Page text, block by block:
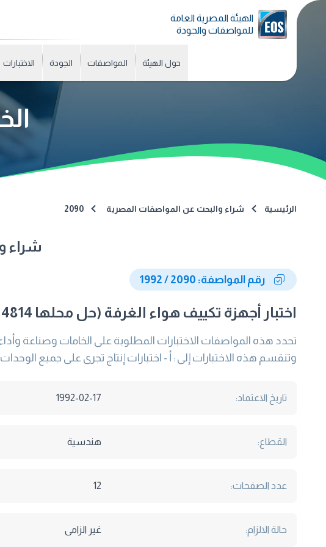
الهيئة المصرية العامة
للمواصفات والجودة
حول الهيئة المواصفات الجودة الاختبارات
الرئيسية شراء والبحث عن المواصفات المصرية 2090
شراء
رقم المواصفة: 2090 / 1992
اختبار أجهزة تكييف هواء الغرفة (حل محلها 4814 /2005)
تحدد هذه المواصفات الاختبارات المطلوبة على الخامات وصناعة
وتنقسم هذه الاختبارات إلى : أ - اختبارات إنتاج تجرى على جميع
تاريخ الاعتماد: 1992-02-17
القطاع: هندسية
عدد الصفحات: 12
حالة الالزام: غير الزامى